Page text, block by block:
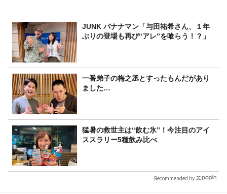
JUNK バナナマン「与田祐希さん、１年
ぶりの登場も再び“アレ”を喰らう！？」
一番弟子の梅之丞とすったもんだがあり
ました…
猛暑の救世主は“飲む氷”！今注目のアイ
ススラリー5種飲み比べ
Recommended by